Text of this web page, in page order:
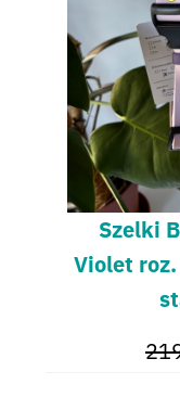
Szelki
Violet